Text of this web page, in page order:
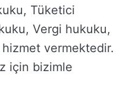
Tüketici
Vergi hukuku,
hizmet vermektedir.
için bizimle